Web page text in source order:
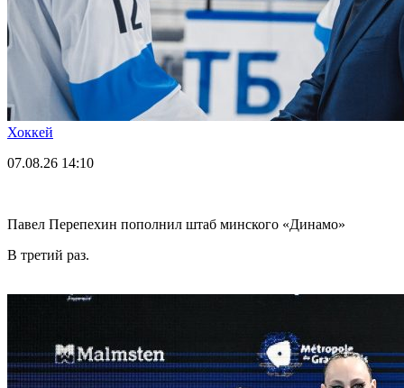
Хоккей
07.08.26 14:10
Павел Перепехин пополнил штаб минского «Динамо»
В третий раз.